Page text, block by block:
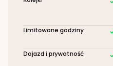
Limitowane godziny
Dojazd i prywatność